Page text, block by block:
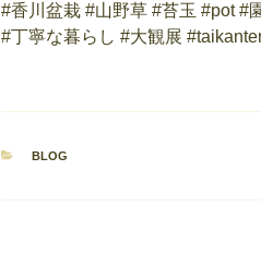
カ
BLOG